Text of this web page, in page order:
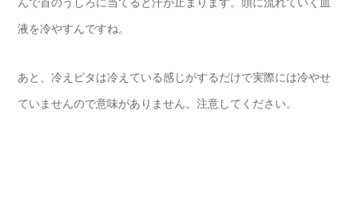
液を冷やすんですね。
あと、冷えピタは冷えている感じがするだけで実際には冷やせ
ていませんので意味がありません。注意してください。